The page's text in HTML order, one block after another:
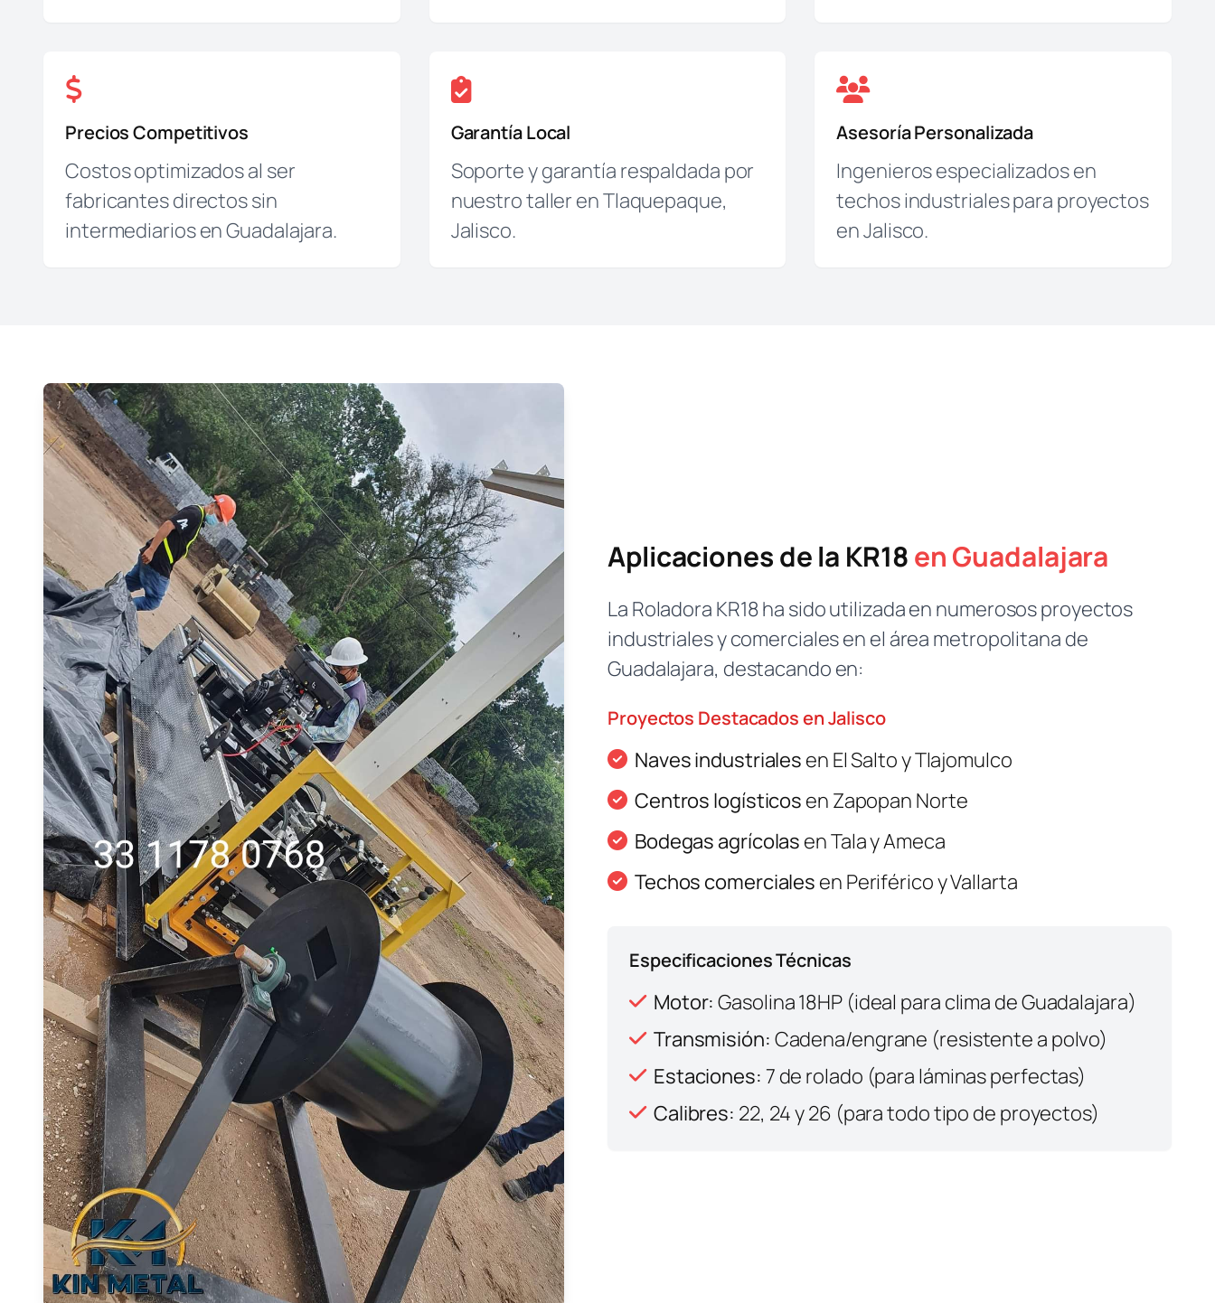
Precios Competitivos
Costos optimizados al ser
fabricantes directos sin
intermediarios en Guadalajara.
Garantía Local
Soporte y garantía respaldada por
nuestro taller en Tlaquepaque,
Jalisco.
Asesoría Personalizada
Ingenieros especializados en
techos industriales para proyectos
en Jalisco.
Aplicaciones de la KR18en Guadalajara
La Roladora KR18 ha sido utilizada en numerosos proyectos
industriales y comerciales en el área metropolitana de
Guadalajara, destacando en:
Proyectos Destacados en Jalisco
Naves industriales en El Salto y Tlajomulco
Centros logísticos en Zapopan Norte
Bodegas agrícolas en Tala y Ameca
Techos comerciales en Periférico y Vallarta
Especificaciones Técnicas
Motor: Gasolina 18HP (ideal para clima de Guadalajara)
Transmisión: Cadena/engrane (resistente a polvo)
Estaciones: 7 de rolado (para láminas perfectas)
Calibres: 22, 24 y 26 (para todo tipo de proyectos)